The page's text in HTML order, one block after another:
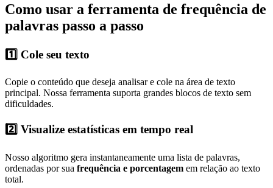
Como usar a ferramenta de frequência de
palavras passo a passo
1️⃣ Cole seu texto
Copie o conteúdo que deseja analisar e cole na área de texto
principal. Nossa ferramenta suporta grandes blocos de texto sem
dificuldades.
2️⃣ Visualize estatísticas em tempo real
Nosso algoritmo gera instantaneamente uma lista de palavras,
ordenadas por sua frequência e porcentagem em relação ao texto
total.